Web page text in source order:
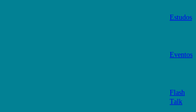
Estudos
Eventos
Flash
Talk